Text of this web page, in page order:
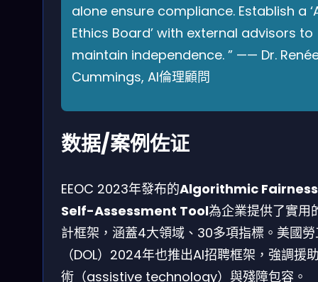
alone ensure compliance. Establish a
Ethics Board’ with external advisors to
maintain independence. ” —— Dr.
Cummings, AI倫理顧問
数据/案例佐证
EEOC 2023年發布的Algorithmic Fairness
Self-Assessment Tool為企業提供了實用
計框架，涵蓋4大領域、30多項指標。美國
（DOL）2024年也推出AI招聘框架，強調援
術（assistive technology）與殘障包容。